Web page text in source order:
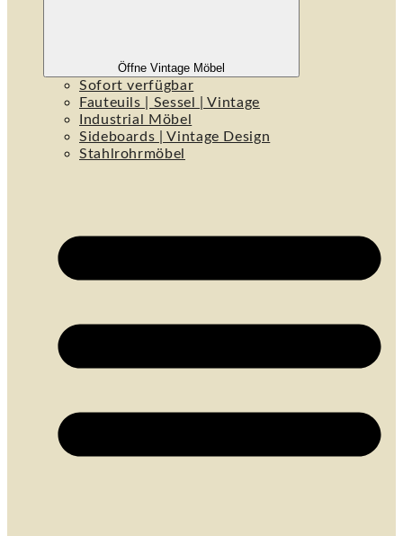
Öffne Vintage Möbel
Sofort verfügbar
Fauteuils | Sessel | Vintage
Industrial Möbel
Sideboards | Vintage Design
Stahlrohrmöbel